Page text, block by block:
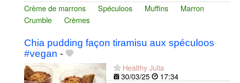
Crème de marrons Spéculoos Muffins
Marron
Crumble
Crèmes
Chia pudding façon tiramisu aux spéculoos
#vegan -
Healthy Julia
30/03/25
17:34